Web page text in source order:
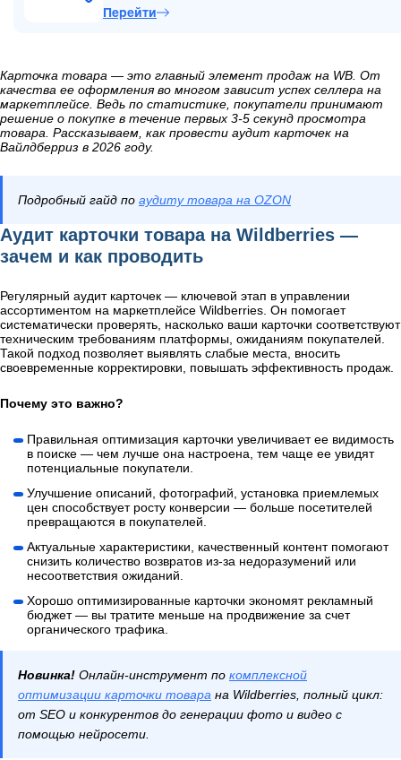
Карточка товара — это главный элемент продаж на WB. От
качества ее оформления во многом зависит успех селлера на
маркетплейсе. Ведь по статистике, покупатели принимают
решение о покупке в течение первых 3-5 секунд просмотра
товара. Рассказываем, как провести аудит карточек на
Вайлдберриз в 2026 году.
Подробный гайд по аудиту товара на OZON
Аудит карточки товара на Wildberries —
зачем и как проводить
Регулярный аудит карточек — ключевой этап в управлении
ассортиментом на маркетплейсе Wildberries. Он помогает
систематически проверять, насколько ваши карточки соответствуют
техническим требованиям платформы, ожиданиям покупателей.
Такой подход позволяет выявлять слабые места, вносить
своевременные корректировки, повышать эффективность продаж.
Почему это важно?
Правильная оптимизация карточки увеличивает ее видимость
в поиске — чем лучше она настроена, тем чаще ее увидят
потенциальные покупатели.
Улучшение описаний, фотографий, установка приемлемых
цен способствует росту конверсии — больше посетителей
превращаются в покупателей.
Актуальные характеристики, качественный контент помогают
снизить количество возвратов из-за недоразумений или
несоответствия ожиданий.
Хорошо оптимизированные карточки экономят рекламный
бюджет — вы тратите меньше на продвижение за счет
органического трафика.
Новинка! Онлайн-инструмент по комплексной
оптимизации карточки товара на Wildberries, полный цикл:
от SEO и конкурентов до генерации фото и видео с
помощью нейросети.
Перейти